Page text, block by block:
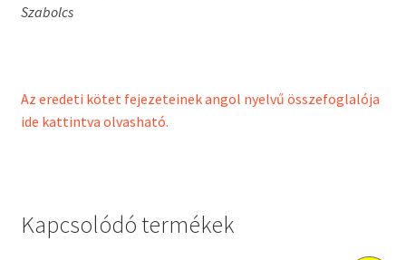
Szabolcs
Az eredeti kötet fejezeteinek angol nyelvű összefoglalója
ide kattintva olvasható.
Kapcsolódó termékek